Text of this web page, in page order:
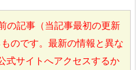
の記事（当記事最初の更新
のです。最新の情報と異な
式サイトへアクセスするか